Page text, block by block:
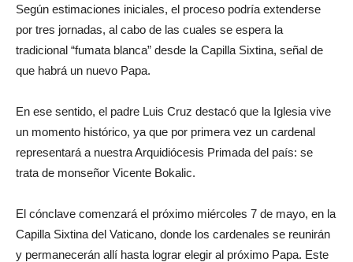
Según estimaciones iniciales, el proceso podría extenderse
por tres jornadas, al cabo de las cuales se espera la
tradicional “fumata blanca” desde la Capilla Sixtina, señal de
que habrá un nuevo Papa.
En ese sentido, el padre Luis Cruz destacó que la Iglesia vive
un momento histórico, ya que por primera vez un cardenal
representará a nuestra Arquidiócesis Primada del país: se
trata de monseñor Vicente Bokalic.
El cónclave comenzará el próximo miércoles 7 de mayo, en la
Capilla Sixtina del Vaticano, donde los cardenales se reunirán
y permanecerán allí hasta lograr elegir al próximo Papa. Este